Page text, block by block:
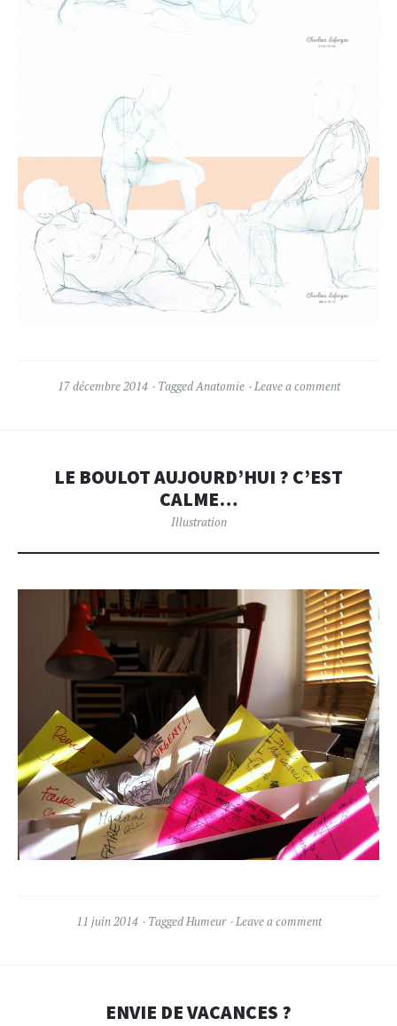
17 décembre 2014 TaggedAnatomie Leave a comment
LE BOULOT AUJOURD’HUI ? C’EST
CALME…
Illustration
11 juin 2014 TaggedHumeur Leave a comment
ENVIE DE VACANCES ?